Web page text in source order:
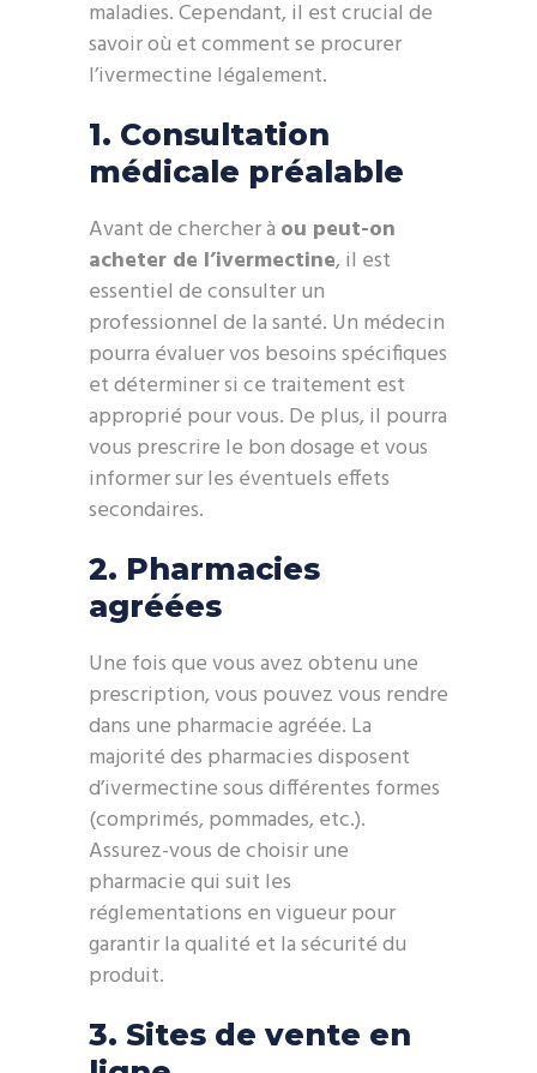
maladies. Cependant, il est crucial de
savoir où et comment se procurer
l’ivermectine légalement.
1. Consultation
médicale préalable
Avant de chercher à ou peut-on
acheter de l’ivermectine, il est
essentiel de consulter un
professionnel de la santé. Un médecin
pourra évaluer vos besoins spécifiques
et déterminer si ce traitement est
approprié pour vous. De plus, il pourra
vous prescrire le bon dosage et vous
informer sur les éventuels effets
secondaires.
2. Pharmacies
agréées
Une fois que vous avez obtenu une
prescription, vous pouvez vous rendre
dans une pharmacie agréée. La
majorité des pharmacies disposent
d’ivermectine sous différentes formes
(comprimés, pommades, etc.).
Assurez-vous de choisir une
pharmacie qui suit les
réglementations en vigueur pour
garantir la qualité et la sécurité du
produit.
3. Sites de vente en